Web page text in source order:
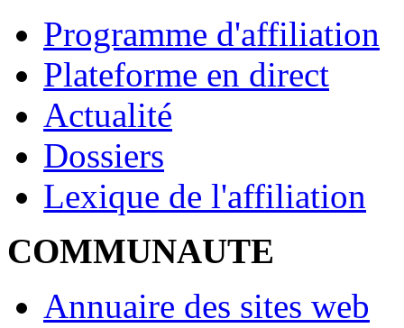
Programme d'affiliation
Plateforme en direct
Actualité
Dossiers
Lexique de l'affiliation
COMMUNAUTE
Annuaire des sites web